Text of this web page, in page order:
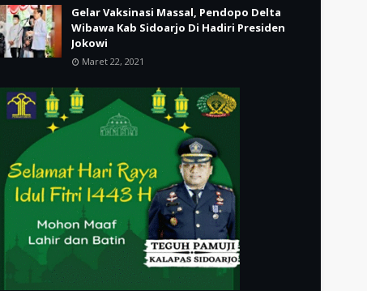
Gelar Vaksinasi Massal, Pendopo Delta
Wibawa Kab Sidoarjo Di Hadiri Presiden
Jokowi
Maret 22, 2021